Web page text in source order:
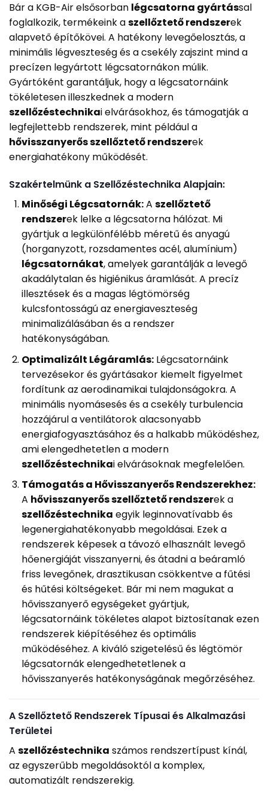
Bár a KGB-Air elsősorban légcsatorna gyártással
foglalkozik, termékeink aszellőztető rendszerek
alapvető építőkövei. A hatékony levegőelosztás, a
minimális légveszteség és a csekély zajszint mind a
precízen legyártott légcsatornákon múlik.
Gyártóként garantáljuk, hogy a légcsatornáink
tökéletesen illeszkednek a modern
szellőzéstechnikai elvárásokhoz, és támogatják a
legfejlettebb rendszerek, mint például a
hővisszanyerős szellőztető rendszerek
energiahatékony működését.
Szakértelmünk a Szellőzéstechnika Alapjain:
Minőségi Légcsatornák:A szellőztető
rendszerek lelke a légcsatorna hálózat. Mi
gyártjuk a legkülönfélébb méretű és anyagú
(horganyzott, rozsdamentes acél, alumínium)
légcsatornákat, amelyek garantálják a levegő
akadálytalan és higiénikus áramlását. A precíz
illesztések és a magas légtömörség
kulcsfontosságú az energiaveszteség
minimalizálásában és a rendszer
hatékonyságában.
Optimalizált Légáramlás:Légcsatornáink
tervezésekor és gyártásakor kiemelt figyelmet
fordítunk az aerodinamikai tulajdonságokra. A
minimális nyomásesés és a csekély turbulencia
hozzájárul a ventilátorok alacsonyabb
energiafogyasztásához és a halkabb működéshez,
ami elengedhetetlen a modern
szellőzéstechnikai elvárásoknak megfelelően.
Támogatás a Hővisszanyerős Rendszerekhez:
A hővisszanyerős szellőztető rendszerek a
szellőzéstechnika egyik leginnovatívabb és
legenergiahatékonyabb megoldásai. Ezek a
rendszerek képesek a távozó elhasznált levegő
hőenergiáját visszanyerni, és átadni a beáramló
friss levegőnek, drasztikusan csökkentve a fűtési
és hűtési költségeket. Bár mi nem magukat a
hővisszanyerő egységeket gyártjuk,
légcsatornáink tökéletes alapot biztosítanak ezen
rendszerek kiépítéséhez és optimális
működéséhez. A kiváló szigetelésű és légtömör
légcsatornák elengedhetetlenek a
hővisszanyerés hatékonyságának megőrzéséhez.
A Szellőztető Rendszerek Típusai és Alkalmazási
Területei
A szellőzéstechnika számos rendszertípust kínál,
az egyszerűbb megoldásoktól a komplex,
automatizált rendszerekig.